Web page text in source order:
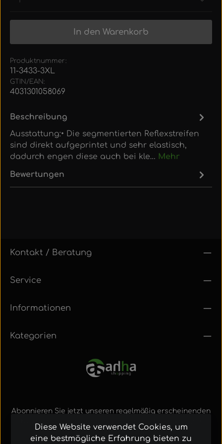
In den Warenkorb
Produktnummer:
11-3433-3XL
GTIN/EAN:
4031301058069
Beschreibung
Ausstattung:• Die segmentierten Reflexstreifen
sind direkt aufgeprintet und sehr elastisch,
dadurch engen diese auch bei kle… Mehr
Bewertungen
Kontakt / Beratung
Service
Informationen
Kategorien
Abonnieren Sie jetzt unseren regelmäßig erscheinenden
Newsletter, um rechtzeitig über neue Produkte und
Angebote informiert zu werden.
Diese Website verwendet Cookies, um
eine bestmögliche Erfahrung bieten zu